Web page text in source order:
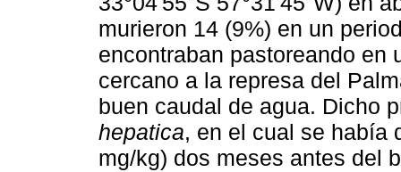
murieron 14 (9%) en un
encontraban pastoreando en
cercano a la represa del
buen caudal de agua. Dicho
hepatica, en el cual se había
mg/kg) dos meses antes del